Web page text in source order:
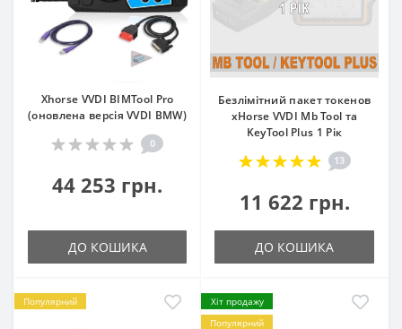
Xhorse VVDI BIMTool Pro
(оновлена версія VVDI BMW)
0
44 253 грн.
ДО КОШИКА
Безлімітний пакет токенов
xHorse VVDI Mb Tool та
KeyTool Plus 1 Рік
13
11 622 грн.
ДО КОШИКА
Популярний
Хіт продажу
Популярний